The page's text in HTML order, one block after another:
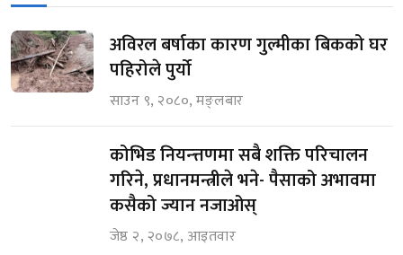
अविरल बर्षाका कारण गुल्मीका बिकको घर
पहिरोले पुर्यो
साउन ९, २०८०, मङ्लबार
कोभिड नियन्त्तणमा सबै शक्ति परिचालन
गरिने, प्रधानमन्त्रीले भने- पैसाको अभावमा
कसैको ज्यान नजाओस्
जेष्ठ २, २०७८, आइतवार